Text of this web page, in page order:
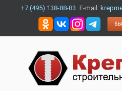
+7 (495) 138-88-83 E-mail: